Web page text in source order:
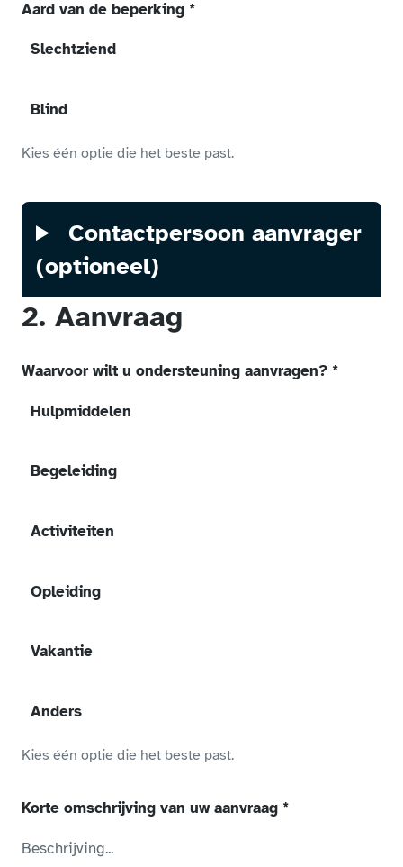
Aard van de beperking *
Slechtziend
Blind
Kies één optie die het beste past.
Contactpersoon aanvrager
(optioneel)Open om gegevens
2. Aanvraag
Waarvoor wilt u ondersteuning aanvragen? *
Hulpmiddelen
Begeleiding
Activiteiten
Opleiding
Vakantie
Anders
Kies één optie die het beste past.
Korte omschrijving van uw aanvraag *(verplicht veld)